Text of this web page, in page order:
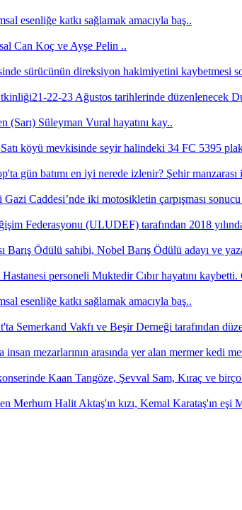
esenliğe katkı sağlamak amacıyla baş..
Can Koç ve Ayşe Pelin ..
sürücünün direksiyon hakimiyetini kaybetmesi
21-22-23 Ağustos tarihlerinde düzenlenecek
(Sarı) Süleyman Vural hayatını kay..
köyü mevkisinde seyir halindeki 34 FC 5395
gün batımı en iyi nerede izlenir? Şehir
Caddesi’nde iki motosikletin çarpışması
Federasyonu (ULUDEF) tarafından 2018
Barış Ödülü sahibi, Nobel Barış Ödülü adayı ve
personeli Muktedir Cıbır hayatını kaybetti.
esenliğe katkı sağlamak amacıyla baş..
Semerkand Vakfı ve Beşir Derneği tarafından
insan mezarlarının arasında yer alan mermer kedi
Kaan Tangöze, Şevval Sam, Kıraç ve
Merhum Halit Aktaş'ın kızı, Kemal Karataş'ın eşi